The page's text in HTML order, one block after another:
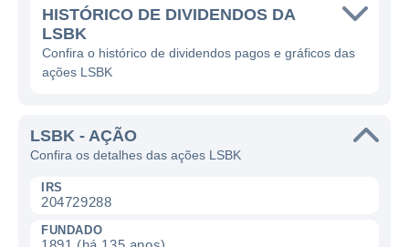
HISTÓRICO DE DIVIDENDOS DA
LSBK
Confira o histórico de dividendos pagos e gráficos das
ações LSBK
LSBK - AÇÃO
Confira os detalhes das ações LSBK
IRS
204729288
FUNDADO